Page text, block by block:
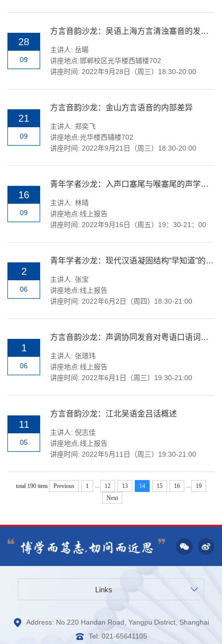
28
09
方言音韵沙龙：吴语上海方言清浊塞音的发音生理研究
主讲人: 岳暘
讲座地点:邯郸校区光华楼西辅楼702
讲座时间: 2022年9月28日（周三）18:30-20:00
21
09
方言音韵沙龙：金山方言语音的内部差异
主讲人: 郑奕飞
讲座地点:光华楼西辅楼702
讲座时间: 2022年9月21日（周三）18:30-20:00
16
09
青年学者沙龙：入声口塞尾与喉塞尾的声学差异——潮州话的例子
主讲人: 林晴
讲座地点:线上报告
讲座时间: 2022年9月16日（周五）19：30-21：00
2
06
青年学者沙龙：现代汉语凝固结构“早知道”的反预期性及其主观情态
主讲人: 张宝
讲座地点:线上报告
讲座时间: 2022年6月2日（周四）18:30-21:00
1
06
方言音韵沙龙：声调协同发音对粤语口语词语识别的作用
主讲人: 张璟玮
讲座地点:线上报告
讲座时间: 2022年6月1日（周三）19:30-21:00
11
05
方言音韵沙龙：江北吴语金吕话概述
主讲人: 倪志佳
讲座地点:线上报告
讲座时间: 2022年5月11日（周三）19:30-21:00
total 190 item Previous 1 ... 12 13 14 15 16 ...
19
Next
Links
Address: No.220 Handan Road, Yangpu District, Shanghai
Tel: 021-65641105